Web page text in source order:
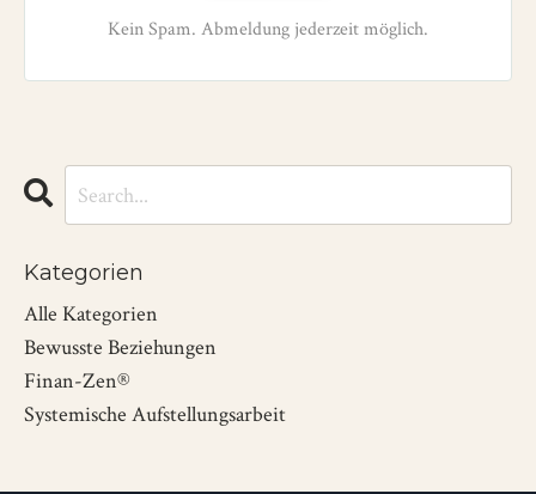
Kein Spam. Abmeldung jederzeit möglich.
Kategorien
Alle Kategorien
Bewusste Beziehungen
Finan-Zen®
Systemische Aufstellungsarbeit